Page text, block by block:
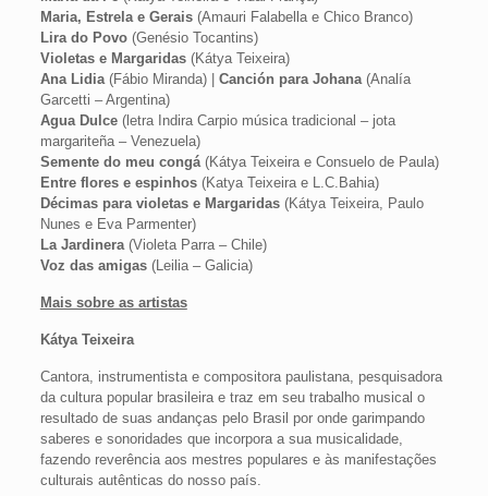
Maria, Estrela e Gerais (Amauri Falabella e Chico Branco)
Lira do Povo (Genésio Tocantins)
Violetas e Margaridas (Kátya Teixeira)
Ana Lidia (Fábio Miranda) | Canción para Johana (Analía
Garcetti – Argentina)
Agua Dulce (letra Indira Carpio música tradicional – jota
margariteña – Venezuela)
Semente do meu congá (Kátya Teixeira e Consuelo de Paula)
Entre flores e espinhos (Katya Teixeira e L.C.Bahia)
Décimas para violetas e Margaridas (Kátya Teixeira, Paulo
Nunes e Eva Parmenter)
La Jardinera (Violeta Parra – Chile)
Voz das amigas (Leilia – Galicia)
Mais sobre as artistas
Kátya Teixeira
Cantora, instrumentista e compositora paulistana, pesquisadora
da cultura popular brasileira e traz em seu trabalho musical o
resultado de suas andanças pelo Brasil por onde garimpando
saberes e sonoridades que incorpora a sua musicalidade,
fazendo reverência aos mestres populares e às manifestações
culturais autênticas do nosso país.